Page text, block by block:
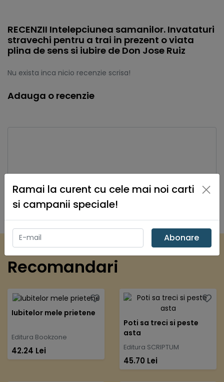
RECENZII Intelepciunea samanilor. Invataturi
stravechi pentru a trai in prezent o viata
plina de sens si iubire de Don Jose Ruiz
Nu exista inca nicio recenzie scrisa!
Adauga o recenzie
Salveaza recenzie
Recomandari
Iubitelor mele prietene
Editura Bookzone
42.24 Lei
Poti sa treci si peste
asta
Editura SCRIPTUM
45.70 Lei
Ramai la curent cu cele mai noi carti
si campanii speciale!
×
Abonare